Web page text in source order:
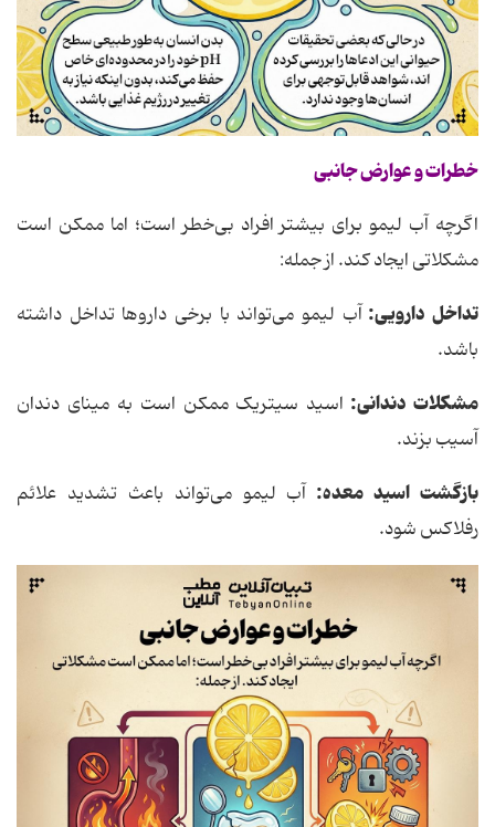
خطرات و عوارض جانبی
اگرچه آب لیمو برای بیشتر افراد بی‌خطر است؛ اما ممکن است
مشکلاتی ایجاد کند. از جمله:
تداخل دارویی:آب لیمو می‌تواند با برخی داروها تداخل داشته
باشد.
مشکلات دندانی: اسید سیتریک ممکن است به مینای دندان
آسیب بزند.
بازگشت اسید معده:آب لیمو می‌تواند باعث تشدید علائم
رفلاکس شود.